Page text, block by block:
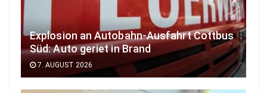
Explosion an Autobahn-Ausfahrt Cottbus
Süd: Auto geriet in Brand
7. AUGUST 2026